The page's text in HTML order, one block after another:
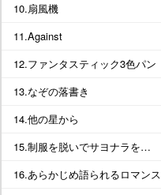
10.扇風機
11.Against
12.ファンタスティック3色パン
13.なぞの落書き
14.他の星から
15.制服を脱いでサヨナラを…
16.あらかじめ語られるロマンス